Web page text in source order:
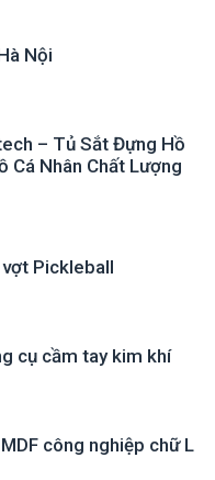
Nội
– Tủ Sắt Đựng Hồ
Cá Nhân Chất Lượng
Pickleball
cụ cầm tay kim khí
công nghiệp chữ L